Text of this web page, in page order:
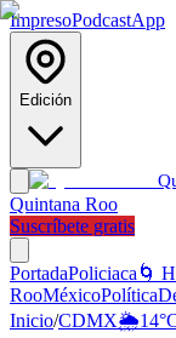
ImpresoPodcastApp
Edición
Quintana Roo
Suscríbete gratis
PortadaPoliciaca 🌀
RooMéxicoPolítica
Inicio/CDMX🌦️14